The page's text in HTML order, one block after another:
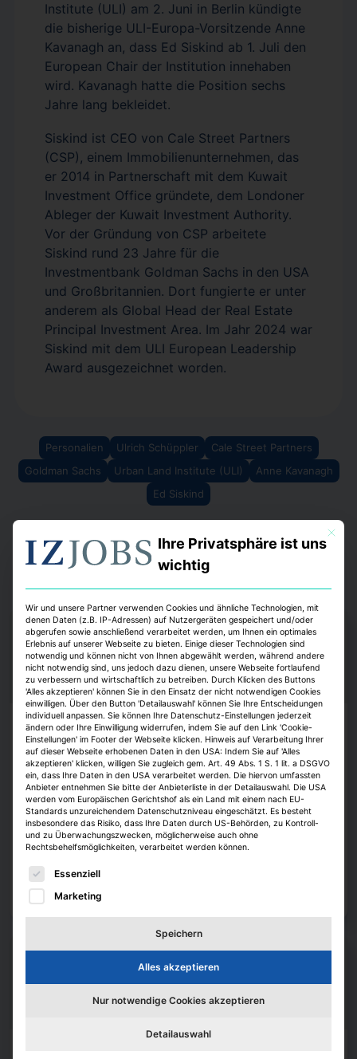
Institute (ULI) am 2. Juni in Berlin kündigte
die bisherige ULI-Europa-Vorsitzende Anne
Kavanagh an, dass Ed Siskind ab 1. Juli den
European Chair der Institution innehaben
wird. Kavanagh hatte die Position sechs
Jahre lang bekleidet.
Siskind ist CEO von Cale Street Partners
(CSP), einem Immobilienunternehmen, das
er 2014 in Partnerschaft mit dem Kuwait
Investment Office gründete, dem Londoner
Ableger der Kuwait Investment Authority.
Vor der Gründung von CSP arbeitete
Siskind rund 23 Jahre für die
Investmentbank Goldman Sachs in den USA
und Großbritannien. Dort fungierte er unter
anderem als Global Head der Real Estate
Principal Investment Area. Im Jahr 2024 war
Siskind mit dem ULI European Leadership
Award ausgezeichnet worden.
Personalien Ulrich Schüppler
Cale Street Partners
Goldman Sachs
Urban Land Institute (ULI)
Anne Kavanagh
Ed Siskind
Karriere
Experten aus 25 Unternehmen erarbeiten
Zukunftsbilder
Forschungsinitiative.Für die Future Real Estate Initiative hat die
Blackprint-Gruppe Partner aus unterschiedlichen Branchenfeldern der
Bau- und Immobilienwirtschaft zusammengerufen. Sie erstellen
Leitbilder für die Zukunft der Branche und wollen die Ergebnisse ihrer
Arbeit in einem Report öffentlich zugänglich machen.
Janina Stadel 6. August 2026
Mit
Ihre Privatsphäre ist uns
wichtig
Wir und unsere Partner verwenden Cookies und ähnliche Technologien, mit
denen Daten (z.B. IP-Adressen) auf Nutzergeräten gespeichert und/oder
abgerufen sowie anschließend verarbeitet werden, um Ihnen ein optimales
Erlebnis auf unserer Webseite zu bieten. Einige dieser Technologien sind
notwendig und können nicht von Ihnen abgewählt werden, während andere
nicht notwendig sind, uns jedoch dazu dienen, unsere Webseite fortlaufend
zu verbessern und wirtschaftlich zu betreiben. Durch Klicken des Buttons
'Alles akzeptieren' können Sie in den Einsatz der nicht notwendigen Cookies
einwilligen. Über den Button 'Detailauswahl' können Sie Ihre Entscheidungen
individuell anpassen. Sie können Ihre Datenschutz-Einstellungen jederzeit
ändern oder Ihre Einwilligung widerrufen, indem Sie auf den Link 'Cookie-
Einstellungen' im Footer der Webseite klicken. Hinweis auf Verarbeitung Ihrer
auf dieser Webseite erhobenen Daten in den USA: Indem Sie auf 'Alles
akzeptieren' klicken, willigen Sie zugleich gem. Art. 49 Abs. 1 S. 1 lit. a DSGVO
ein, dass Ihre Daten in den USA verarbeitet werden. Die hiervon umfassten
Anbieter entnehmen Sie bitte der Anbieterliste in der Detailauswahl. Die USA
werden vom Europäischen Gerichtshof als ein Land mit einem nach EU-
Standards unzureichendem Datenschutzniveau eingeschätzt. Es besteht
insbesondere das Risiko, dass Ihre Daten durch US-Behörden, zu Kontroll-
und zu Überwachungszwecken, möglicherweise auch ohne
Rechtsbehelfsmöglichkeiten, verarbeitet werden können.
Es folgt eine Liste der Service-Gruppen, für die eine
Essenziell
Marketing
Speichern
Alles akzeptieren
Nur notwendige Cookies akzeptieren
Detailauswahl